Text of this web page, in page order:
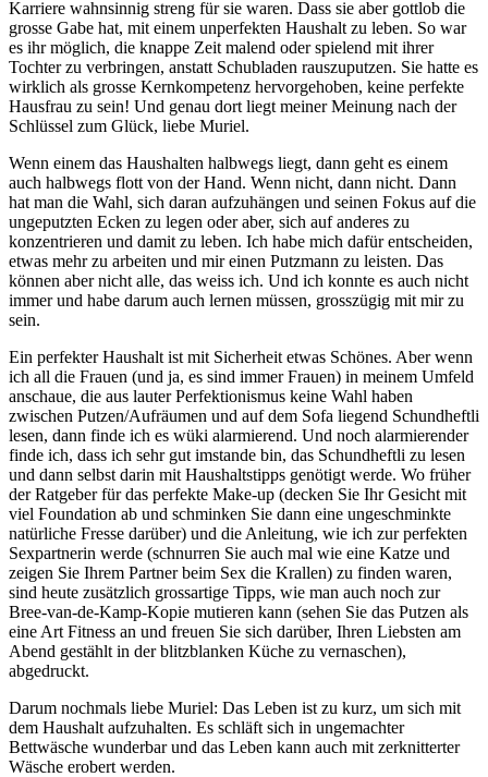
Karriere wahnsinnig streng für sie waren. Dass sie aber gottlob die
grosse Gabe hat, mit einem unperfekten Haushalt zu leben. So war
es ihr möglich, die knappe Zeit malend oder spielend mit ihrer
Tochter zu verbringen, anstatt Schubladen rauszuputzen. Sie hatte es
wirklich als grosse Kernkompetenz hervorgehoben, keine perfekte
Hausfrau zu sein! Und genau dort liegt meiner Meinung nach der
Schlüssel zum Glück, liebe Muriel.
Wenn einem das Haushalten halbwegs liegt, dann geht es einem
auch halbwegs flott von der Hand. Wenn nicht, dann nicht. Dann
hat man die Wahl, sich daran aufzuhängen und seinen Fokus auf die
ungeputzten Ecken zu legen oder aber, sich auf anderes zu
konzentrieren und damit zu leben. Ich habe mich dafür entscheiden,
etwas mehr zu arbeiten und mir einen Putzmann zu leisten. Das
können aber nicht alle, das weiss ich. Und ich konnte es auch nicht
immer und habe darum auch lernen müssen, grosszügig mit mir zu
sein.
Ein perfekter Haushalt ist mit Sicherheit etwas Schönes. Aber wenn
ich all die Frauen (und ja, es sind immer Frauen) in meinem Umfeld
anschaue, die aus lauter Perfektionismus keine Wahl haben
zwischen Putzen/Aufräumen und auf dem Sofa liegend Schundheftli
lesen, dann finde ich es wüki alarmierend. Und noch alarmierender
finde ich, dass ich sehr gut imstande bin, das Schundheftli zu lesen
und dann selbst darin mit Haushaltstipps genötigt werde. Wo früher
der Ratgeber für das perfekte Make-up (decken Sie Ihr Gesicht mit
viel Foundation ab und schminken Sie dann eine ungeschminkte
natürliche Fresse darüber) und die Anleitung, wie ich zur perfekten
Sexpartnerin werde (schnurren Sie auch mal wie eine Katze und
zeigen Sie Ihrem Partner beim Sex die Krallen) zu finden waren,
sind heute zusätzlich grossartige Tipps, wie man auch noch zur
Bree-van-de-Kamp-Kopie mutieren kann (sehen Sie das Putzen als
eine Art Fitness an und freuen Sie sich darüber, Ihren Liebsten am
Abend gestählt in der blitzblanken Küche zu vernaschen),
abgedruckt.
Darum nochmals liebe Muriel: Das Leben ist zu kurz, um sich mit
dem Haushalt aufzuhalten. Es schläft sich in ungemachter
Bettwäsche wunderbar und das Leben kann auch mit zerknitterter
Wäsche erobert werden.